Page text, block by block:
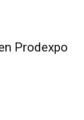
Prodexpo